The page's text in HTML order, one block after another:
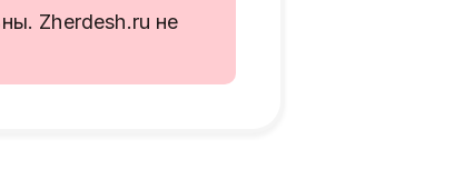
Zherdesh.ru не